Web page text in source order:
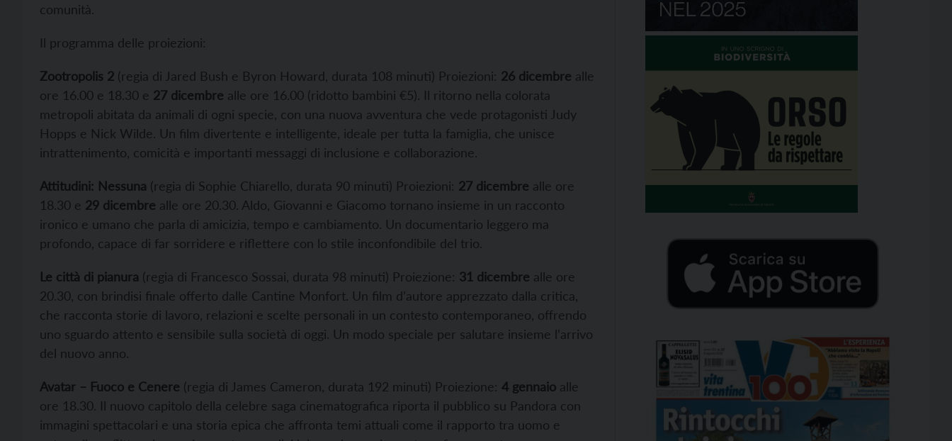
comunità.
Il programma delle proiezioni:
Zootropolis 2 (regia di Jared Bush e Byron Howard, durata 108 minuti) Proiezioni: 26 dicembre alle
ore 16.00 e 18.30 e 27 dicembre alle ore 16.00 (ridotto bambini €5). Il ritorno nella colorata
metropoli abitata da animali di ogni specie, con una nuova avventura che vede protagonisti Judy
Hopps e Nick Wilde. Un film divertente e intelligente, ideale per tutta la famiglia, che unisce
intrattenimento, comicità e importanti messaggi di inclusione e collaborazione.
Attitudini: Nessuna (regia di Sophie Chiarello, durata 90 minuti) Proiezioni: 27 dicembre alle ore
18.30 e 29 dicembre alle ore 20.30. Aldo, Giovanni e Giacomo tornano insieme in un racconto
ironico e umano che parla di amicizia, tempo e cambiamento. Un documentario leggero ma
profondo, capace di far sorridere e riflettere con lo stile inconfondibile del trio.
Le città di pianura (regia di Francesco Sossai, durata 98 minuti) Proiezione: 31 dicembre alle ore
20.30, con brindisi finale offerto dalle Cantine Monfort. Un film d’autore apprezzato dalla critica,
che racconta storie di lavoro, relazioni e scelte personali in un contesto contemporaneo, offrendo
uno sguardo attento e sensibile sulla società di oggi. Un modo speciale per salutare insieme l’arrivo
del nuovo anno.
Avatar – Fuoco e Cenere (regia di James Cameron, durata 192 minuti) Proiezione: 4 gennaio alle
ore 18.30. Il nuovo capitolo della celebre saga cinematografica riporta il pubblico su Pandora con
immagini spettacolari e una storia epica che affronta temi attuali come il rapporto tra uomo e